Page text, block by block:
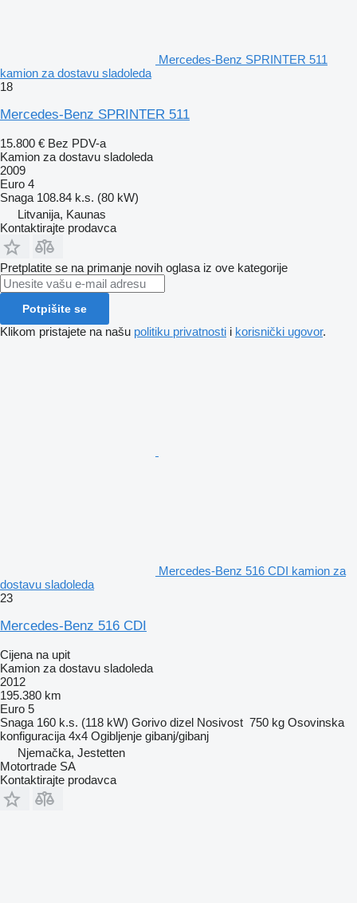
Mercedes-Benz SPRINTER 511
kamion za dostavu sladoleda
18
Mercedes-Benz SPRINTER 511
15.800 € Bez PDV-a
Kamion za dostavu sladoleda
2009
Euro 4
Snaga 108.84 k.s. (80 kW)
Litvanija, Kaunas
Kontaktirajte prodavca
Pretplatite se na primanje novih oglasa iz ove kategorije
Potpišite se
Klikom pristajete na našu politiku privatnosti i korisnički ugovor.
Mercedes-Benz 516 CDI kamion za
dostavu sladoleda
23
Mercedes-Benz 516 CDI
Cijena na upit
Kamion za dostavu sladoleda
2012
195.380 km
Euro 5
Snaga 160 k.s. (118 kW) Gorivo dizel Nosivost 750 kg Osovinska
konfiguracija 4x4 Ogibljenje gibanj/gibanj
Njemačka, Jestetten
Motortrade SA
Kontaktirajte prodavca